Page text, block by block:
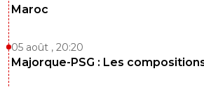
Maroc
05 août , 20:20
Majorque-PSG : Les